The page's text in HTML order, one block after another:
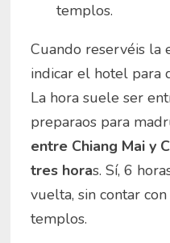
templos.
Cuando reservéis la
indicar el hotel para
La hora suele ser
preparaos para
entre Chiang Mai y
tres horas. Sí, 6
vuelta, sin contar
templos.